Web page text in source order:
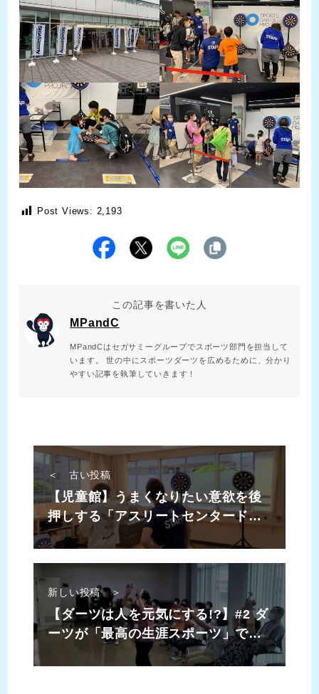
Post Views: 2,193
この記事を書いた人
MPandC
MPandCはセガサミーグループでスポーツ部門を担当して
います。 世の中にスポーツダーツを広めるために、分かり
やすい記事を執筆していきます！
＜ 古い投稿
【児童館】うまくなりたい意欲を後
押しする「アスリートセンタード」
なダーツの教え方
新しい投稿 ＞
【ダーツは人を元気にする!?】#2 ダ
ーツが「最高の生涯スポーツ」であ
ることを証明するために。